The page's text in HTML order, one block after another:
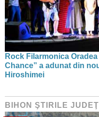
Rock Filarmonica
Chance” a adunat din
Hiroshimei
BIHON ŞTIRILE